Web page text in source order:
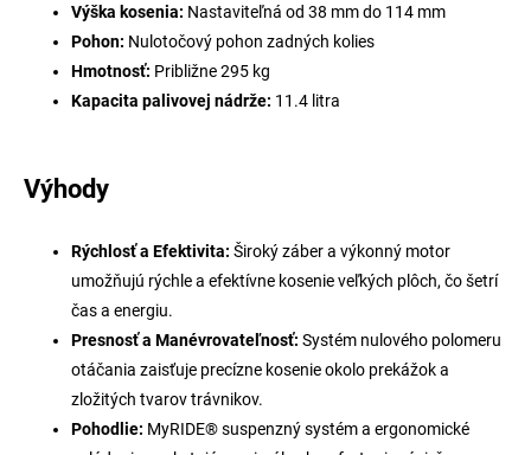
Výška kosenia: Nastaviteľná od 38 mm do 114 mm
Pohon: Nulotočový pohon zadných kolies
Hmotnosť: Približne 295 kg
Kapacita palivovej nádrže: 11.4 litra
Výhody
Rýchlosť a Efektivita: Široký záber a výkonný motor
umožňujú rýchle a efektívne kosenie veľkých plôch, čo šetrí
čas a energiu.
Presnosť a Manévrovateľnosť: Systém nulového polomeru
otáčania zaisťuje precízne kosenie okolo prekážok a
zložitých tvarov trávnikov.
Pohodlie: MyRIDE® suspenzný systém a ergonomické